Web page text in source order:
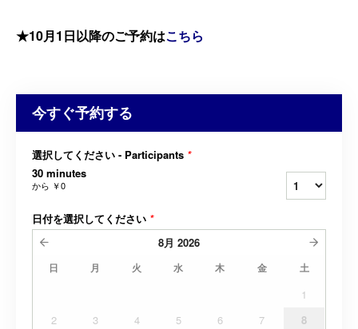
★10月1日以降のご予約はこちら
今すぐ予約する
選択してください - Participants *
30 minutes
から ￥0
日付を選択してください *
8月 2026
日 月 火 水 木 金 土
1
2
3 4 5 6 7
8